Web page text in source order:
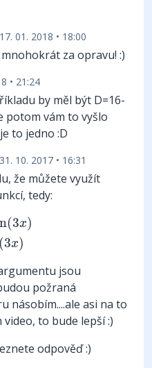
17. 01. 2018 • 18:00
za opravu! :)
• 21:24
by měl být D=16-
potom vám to vyšlo
to jedno :D
31. 10. 2017 • 16:31
že můžete využít
tedy:
(3x)
(3x)
x)cos
jsou
požraná
násobím....ale asi na to
to bude lepší :)
odpověď :)